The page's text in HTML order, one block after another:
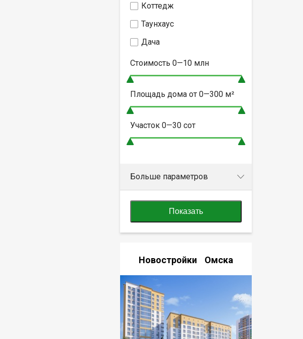
Коттедж
Таунхаус
Дача
Стоимость 0—10млн
Площадь дома от 0—300м²
Участок 0—30сот
Больше параметров
Показать
Новостройки Омска